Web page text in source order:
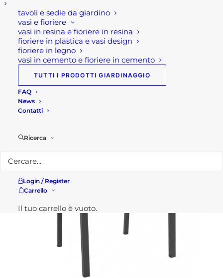
tavoli e sedie da giardino
vasi e fioriere
vasi in resina e fioriere in resina
fioriere in plastica e vasi design
fioriere in legno
vasi in cemento e fioriere in cemento
TUTTI I PRODOTTI GIARDINAGGIO
FAQ
News
Contatti
Ricerca
Login / Register
Carrello
Il tuo carrello è vuoto.
Potresti essere interessato a...